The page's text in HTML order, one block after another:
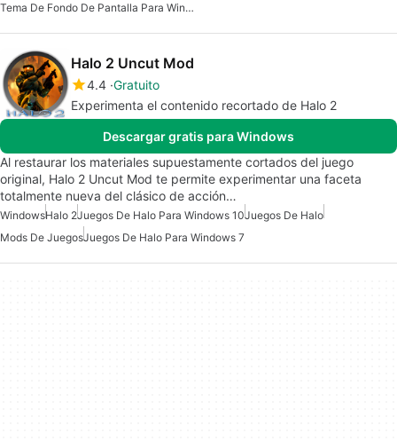
Tema De Fondo De Pantalla Para Windows
Halo 2 Uncut Mod
4.4 Gratuito
Experimenta el contenido recortado de Halo 2
Descargar gratis para Windows
Al restaurar los materiales supuestamente cortados del juego
original, Halo 2 Uncut Mod te permite experimentar una faceta
totalmente nueva del clásico de acción…
WindowsHalo 2Juegos De Halo Para Windows 10Juegos De Halo
Mods De JuegosJuegos De Halo Para Windows 7